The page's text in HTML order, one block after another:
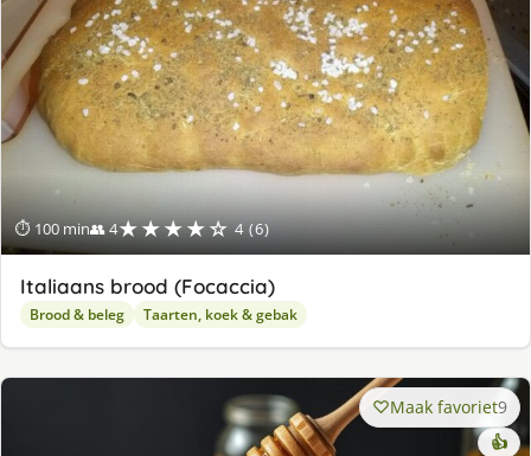
⏱ 100 min👥 4★★★★☆ 4 (6)
Italiaans brood (Focaccia)
Brood & beleg Taarten, koek & gebak
Maak favoriet9
👍